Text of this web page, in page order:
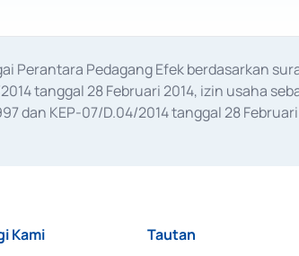
Perantara Pedagang Efek berdasarkan
tanggal 28 Februari 2014, izin usaha
dan KEP-07/D.04/2014 tanggal 28
Kami Tautan